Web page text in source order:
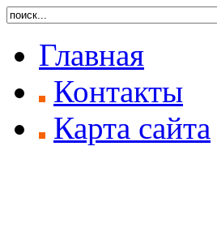
Главная
Контакты
Карта сайта